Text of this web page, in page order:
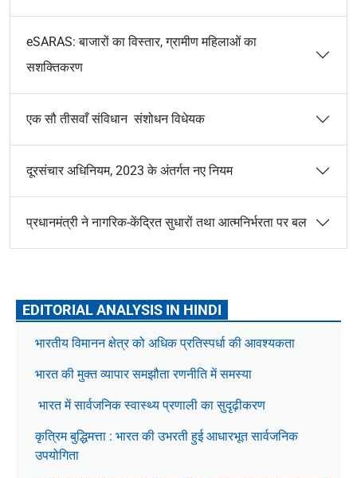
eSARAS: बाजारों का विस्तार, ग्रामीण महिलाओं का
सशक्तिकरण
एक सौ तीसवाँ संविधान संशोधन विधेयक
दूरसंचार अधिनियम, 2023 के अंतर्गत नए नियम
प्रधानमंत्री ने नागरिक-केंद्रित सुधारों तथा आत्मनिर्भरता पर बल
EDITORIAL ANALYSIS IN HINDI
भारतीय विमानन क्षेत्र को अधिक प्रतिस्पर्धा की आवश्यकता
भारत की मुक्त व्यापार समझौता रणनीति में समस्या
भारत में सार्वजनिक स्वास्थ्य प्रणाली का सुदृढ़ीकरण
कृत्रिम बुद्धिमत्ता : भारत की उभरती हुई आधारभूत सार्वजनिक
उपयोगिता